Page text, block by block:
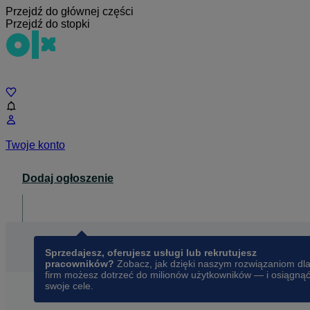
Przejdź do głównej części
Przejdź do stopki
Twoje konto
Dodaj ogłoszenie
Sprzedajesz, oferujesz usługi lub rekrutujesz
pracowników? Zobacz, jak dzięki naszym rozwiązaniom dla
firm możesz dotrzeć do milionów użytkowników — i osiągnąć
swoje cele.